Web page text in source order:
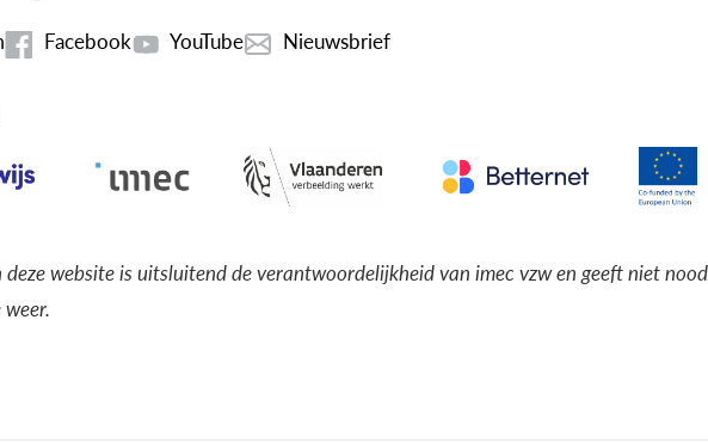
Facebook YouTube Nieuwsbrief
website is uitsluitend de verantwoordelijkheid van imec vzw en geeft niet